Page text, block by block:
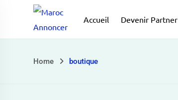
content
Accueil Devenir Partner
Home boutique